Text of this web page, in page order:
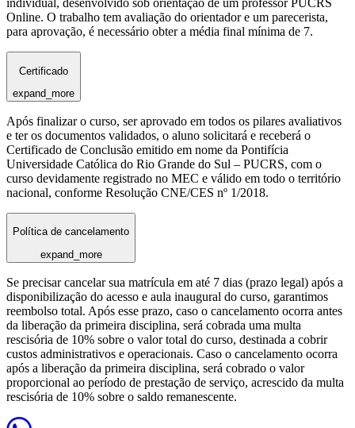
individual, desenvolvido sob orientação de um professor PUCRS
Online. O trabalho tem avaliação do orientador e um parecerista,
para aprovação, é necessário obter a média final mínima de 7.
Certificado
expand_more
Após finalizar o curso, ser aprovado em todos os pilares avaliativos
e ter os documentos validados, o aluno solicitará e receberá o
Certificado de Conclusão emitido em nome da Pontifícia
Universidade Católica do Rio Grande do Sul – PUCRS, com o
curso devidamente registrado no MEC e válido em todo o território
nacional, conforme Resolução CNE/CES nº 1/2018.
Política de cancelamento
expand_more
Se precisar cancelar sua matrícula em até 7 dias (prazo legal) após a
disponibilização do acesso e aula inaugural do curso, garantimos
reembolso total. Após esse prazo, caso o cancelamento ocorra antes
da liberação da primeira disciplina, será cobrada uma multa
rescisória de 10% sobre o valor total do curso, destinada a cobrir
custos administrativos e operacionais. Caso o cancelamento ocorra
após a liberação da primeira disciplina, será cobrado o valor
proporcional ao período de prestação de serviço, acrescido da multa
rescisória de 10% sobre o saldo remanescente.